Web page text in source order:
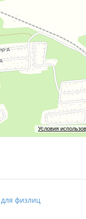
Условия
физлиц